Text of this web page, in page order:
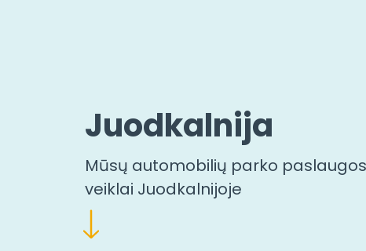
Juodkalnija
Mūsų automobilių parko
veiklai Juodkalnijoje